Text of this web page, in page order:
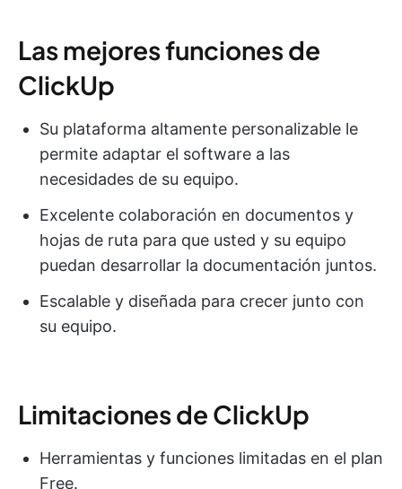
Las mejores funciones de
ClickUp
Su plataforma altamente personalizable le
permite adaptar el software a las
necesidades de su equipo.
Excelente colaboración en documentos y
hojas de ruta para que usted y su equipo
puedan desarrollar la documentación juntos.
Escalable y diseñada para crecer junto con
su equipo.
Limitaciones de ClickUp
Herramientas y funciones limitadas en el plan
Free.